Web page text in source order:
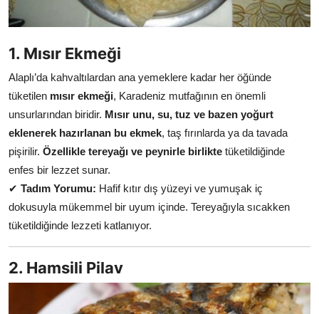
Anne & Bebek Beslenmesi
Mutfak Sırları & Teknikler
Gıda Sözlüğü & Nedir?
Yemek Tarifleri & Menüler
1. Mısır Ekmeği
Alaplı’da kahvaltılardan ana yemeklere kadar her öğünde
tüketilen mısır ekmeği, Karadeniz mutfağının en önemli
unsurlarından biridir. Mısır unu, su, tuz ve bazen yoğurt
eklenerek hazırlanan bu ekmek, taş fırınlarda ya da tavada
pişirilir. Özellikle tereyağı ve peynirle birlikte tüketildiğinde
enfes bir lezzet sunar.
✔ Tadım Yorumu: Hafif kıtır dış yüzeyi ve yumuşak iç
dokusuyla mükemmel bir uyum içinde. Tereyağıyla sıcakken
tüketildiğinde lezzeti katlanıyor.
2. Hamsili Pilav